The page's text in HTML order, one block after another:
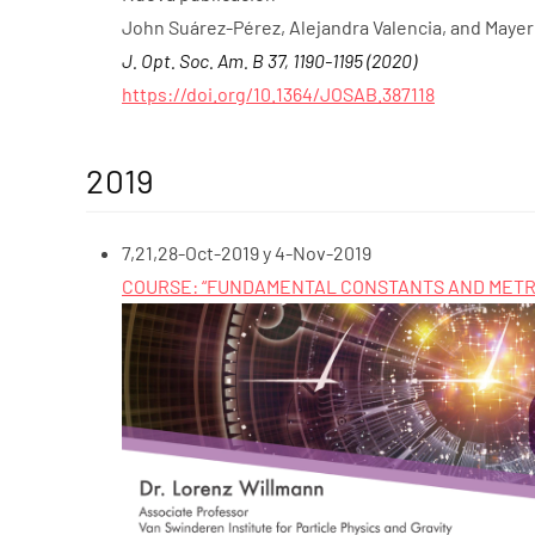
John Suárez-Pérez, Alejandra Valencia, and
J. Opt. Soc. Am. B 37, 1190-1195 (2020)
https://doi.org/10.1364/JOSAB.387118
2019
7,21,28-Oct-2019 y 4-Nov-2019
COURSE: “FUNDAMENTAL CONSTANTS AND